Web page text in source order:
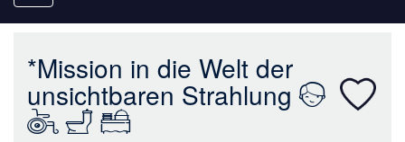
navigation
*Mission in die Welt der
unsichtbaren Strahlung